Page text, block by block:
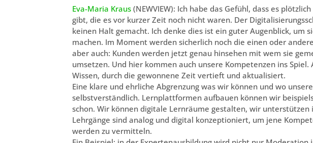
Eva-Maria Kraus (NEWVIEW): Ich habe das Gefühl, dass es
gibt, die es vor kurzer Zeit noch nicht waren. Der
keinen Halt gemacht. Ich denke dies ist ein guter Augenblick, um
machen. Im Moment werden sicherlich noch die einen oder
aber auch: Kunden werden jetzt genau hinsehen mit wem sie
umsetzen. Und hier kommen auch unsere Kompetenzen ins
Wissen, durch die gewonnene Zeit vertieft und aktualisiert.
Eine klare und ehrliche Abgrenzung was wir können und wo
selbstverständlich. Lernplattformen aufbauen können wir
schon. Wir können digitale Lernräume gestalten, wir unterstützen
Lehrgänge sind analog und digital konzeptioniert, um jene
werden zu vermitteln.